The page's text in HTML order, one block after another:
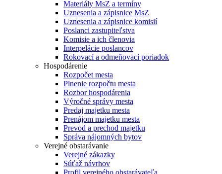
Materiály MsZ a termíny
Uznesenia a zápisnice MsZ
Uznesenia a zápisnice komisií
Poslanci zastupiteľstva
Komisie a ich členovia
Interpelácie poslancov
Rokovací a odmeňovací poriadok
Hospodárenie
Rozpočet mesta
Plnenie rozpočtu mesta
Rozbor hospodárenia
Výročné správy mesta
Predaj majetku mesta
Prenájom majetku mesta
Prevod a prechod majetku
Správa nájomných bytov
Verejné obstarávanie
Verejné zákazky
Súťaž návrhov